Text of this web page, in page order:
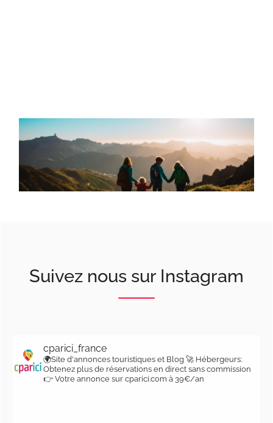
Suivez nous sur Instagram
cparici_france
🌍Site d'annonces touristiques et Blog 🚀 Hébergeurs:
Obtenez plus de réservations en direct sans commission
👉 Votre annonce sur cparici.com à 39€/an